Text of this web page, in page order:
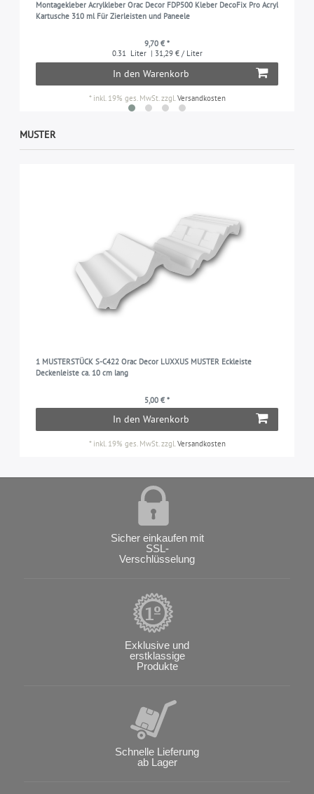
Montagekleber Acrylkleber Orac Decor FDP500 Kleber DecoFix Pro Acryl
Kartusche 310 ml Für Zierleisten und Paneele
9,70 € *
0.31
Liter | 31,29 € / Liter
In den Warenkorb
* inkl. 19% ges. MwSt. zzgl. Versandkosten
MUSTER
1 MUSTERSTÜCK S-C422 Orac Decor LUXXUS MUSTER Eckleiste
Deckenleiste ca. 10 cm lang
5,00 € *
In den Warenkorb
* inkl. 19% ges. MwSt. zzgl. Versandkosten
Sicher einkaufen mit
SSL-
Verschlüsselung
Exklusive und
erstklassige
Produkte
Schnelle Lieferung
ab Lager